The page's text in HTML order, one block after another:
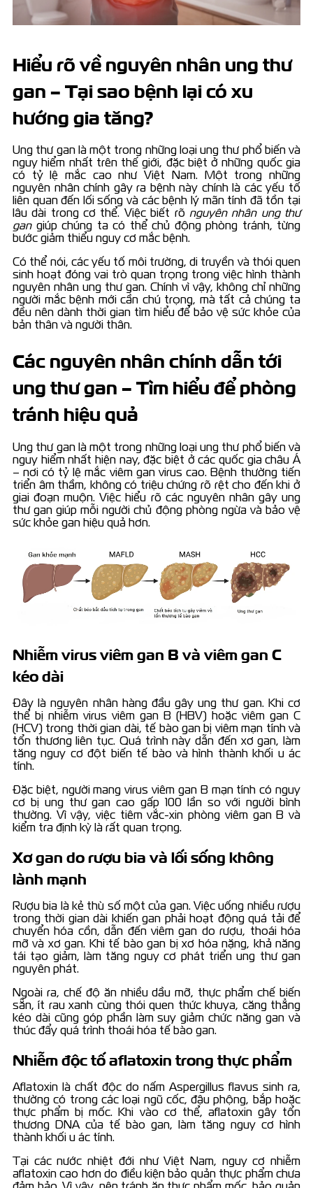
Hiểu rõ về nguyên nhân ung thư
gan – Tại sao bệnh lại có xu
hướng gia tăng?
Ung thư gan là một trong những loại ung thư phổ biến và
nguy hiểm nhất trên thế giới, đặc biệt ở những quốc gia
có tỷ lệ mắc cao như Việt Nam. Một trong những
nguyên nhân chính gây ra bệnh này chính là các yếu tố
liên quan đến lối sống và các bệnh lý mãn tính đã tồn tại
lâu dài trong cơ thể. Việc biết rõ nguyên nhân ung thư
gangiúp chúng ta có thể chủ động phòng tránh, từng
bước giảm thiểu nguy cơ mắc bệnh.
Có thể nói, các yếu tố môi trường, di truyền và thói quen
sinh hoạt đóng vai trò quan trọng trong việc hình thành
nguyên nhân ung thư gan. Chính vì vậy, không chỉ những
người mắc bệnh mới cần chú trọng, mà tất cả chúng ta
đều nên dành thời gian tìm hiểu để bảo vệ sức khỏe của
bản thân và người thân.
Các nguyên nhân chính dẫn tới
ung thư gan – Tìm hiểu để phòng
tránh hiệu quả
Ung thư gan là một trong những loại ung thư phổ biến và
nguy hiểm nhất hiện nay, đặc biệt ở các quốc gia châu Á
– nơi có tỷ lệ mắc viêm gan virus cao. Bệnh thường tiến
triển âm thầm, không có triệu chứng rõ rệt cho đến khi ở
giai đoạn muộn. Việc hiểu rõ các nguyên nhân gây ung
thư gan giúp mỗi người chủ động phòng ngừa và bảo vệ
sức khỏe gan hiệu quả hơn.
Nhiễm virus viêm gan B và viêm gan C
kéo dài
Đây là nguyên nhân hàng đầu gây ung thư gan. Khi cơ
thể bị nhiễm virus viêm gan B (HBV) hoặc viêm gan C
(HCV) trong thời gian dài, tế bào gan bị viêm mạn tính và
tổn thương liên tục. Quá trình này dẫn đến xơ gan, làm
tăng nguy cơ đột biến tế bào và hình thành khối u ác
tính.
Đặc biệt, người mang virus viêm gan B mạn tính có nguy
cơ bị ung thư gan cao gấp 100 lần so với người bình
thường. Vì vậy, việc tiêm vắc-xin phòng viêm gan B và
kiểm tra định kỳ là rất quan trọng.
Xơ gan do rượu bia và lối sống không
lành mạnh
Rượu bia là kẻ thù số một của gan. Việc uống nhiều rượu
trong thời gian dài khiến gan phải hoạt động quá tải để
chuyển hóa cồn, dẫn đến viêm gan do rượu, thoái hóa
mỡ và xơ gan. Khi tế bào gan bị xơ hóa nặng, khả năng
tái tạo giảm, làm tăng nguy cơ phát triển ung thư gan
nguyên phát.
Ngoài ra, chế độ ăn nhiều dầu mỡ, thực phẩm chế biến
sẵn, ít rau xanh cùng thói quen thức khuya, căng thẳng
kéo dài cũng góp phần làm suy giảm chức năng gan và
thúc đẩy quá trình thoái hóa tế bào gan.
Nhiễm độc tố aflatoxin trong thực phẩm
Aflatoxin là chất độc do nấm Aspergillus flavus sinh ra,
thường có trong các loại ngũ cốc, đậu phộng, bắp hoặc
thực phẩm bị mốc. Khi vào cơ thể, aflatoxin gây tổn
thương DNA của tế bào gan, làm tăng nguy cơ hình
thành khối u ác tính.
Tại các nước nhiệt đới như Việt Nam, nguy cơ nhiễm
aflatoxin cao hơn do điều kiện bảo quản thực phẩm chưa